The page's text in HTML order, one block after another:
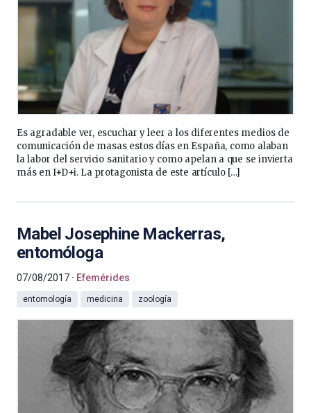
Es agradable ver, escuchar y leer a los diferentes medios de
comunicación de masas estos días en España, como alaban
la labor del servicio sanitario y como apelan a que se invierta
más en I+D+i. La protagonista de este artículo […]
Mabel Josephine Mackerras,
entomóloga
07/08/2017 Efemérides
entomología medicina zoología